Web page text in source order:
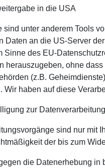
in die USA
sind unter anderem Tools
Daten an die US-Server
Sinne des EU-
herauszugeben, ohne
(z.B.
Wir haben auf diese
zur Datenverarbeitung
sind nur mit
der bis zum
die Datenerhebung